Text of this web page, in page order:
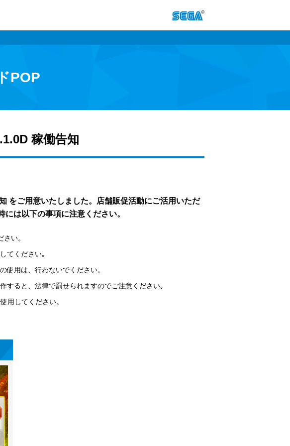
POP
稼働告知
をご用意いたしました。店舗販促活動にご活用いただ
は以下の事項に注意ください。
い。
てください｡
使用は、行わないでください。
すると、法律で罰せられますのでご注意ください｡
用してください。